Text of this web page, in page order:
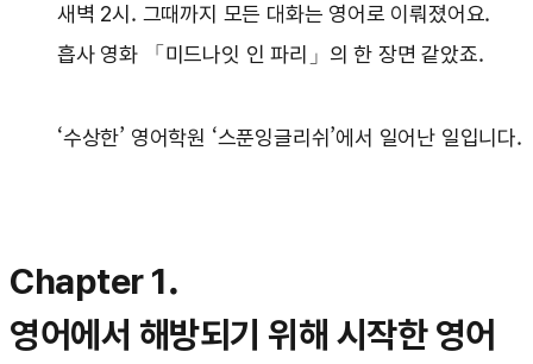
새벽 2시. 그때까지 모든 대화는 영어로 이뤄졌어요.
흡사 영화 「미드나잇 인 파리」의 한 장면 같았죠.
‘수상한’ 영어학원 ‘스푼잉글리쉬’에서 일어난 일입니다.
Chapter 1.
영어에서 해방되기 위해 시작한 영어